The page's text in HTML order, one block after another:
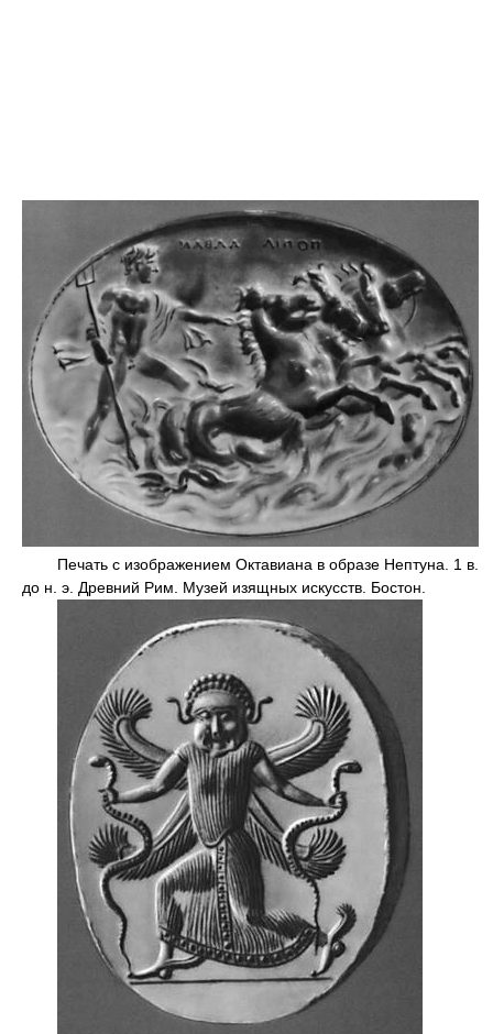
Печать с изображением Октавиана в образе Нептуна. 1 в.
до н. э. Древний Рим. Музей изящных искусств. Бостон.